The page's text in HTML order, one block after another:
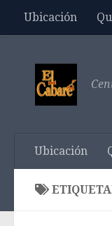
Saltar al
Ubicación
Ubicación